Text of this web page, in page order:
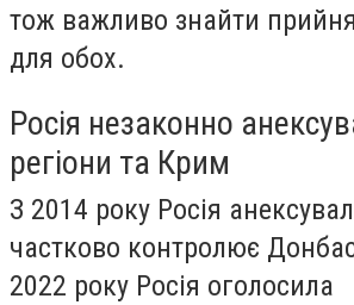
тож важливо знайти
для обох.
Росія незаконно
регіони та Крим
З 2014 року Росія
частково контролює
2022 року Росія оголосила